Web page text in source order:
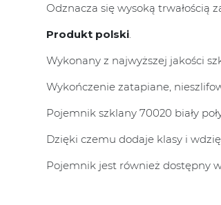
Odznacza się wysoką trwałością
Produkt polski.
Wykonany z najwyższej jakości
Wykończenie zatapiane,
Pojemnik szklany 70020 biały
Dzięki czemu dodaje klasy i
Pojemnik jest również dostępny